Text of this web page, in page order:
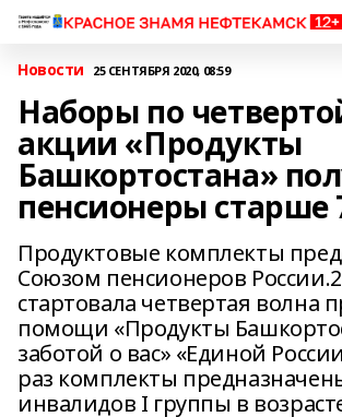
Новости 25 СЕНТЯБРЯ 2020, 08:59
Наборы по
акции «Продукты
Башкортостана»
пенсионеры старше
Продуктовые комплекты
Союзом пенсионеров
стартовала четвертая волна
помощи «Продукты
заботой о вас» «Единой
раз комплекты
инвалидов I группы в